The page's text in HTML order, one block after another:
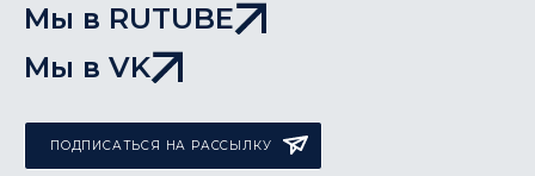
Мы в RUTUBE
Мы в VK
ПОДПИСАТЬСЯ НА РАССЫЛКУ